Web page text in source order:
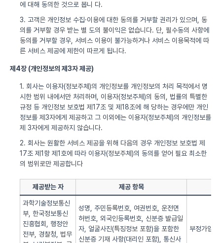
에 대해 동의한 것으로 봅니 다.
3. 고객은 개인정보 수집·이용에 대한 동의를 거부할 권리가 있으며, 동
의를 거부할 경우 받는 별 도의 불이익은 없습니다. 단, 필수동의 사항에
동의를 거부할 경우, 서비스 이용이 불가능하거나 서비스 이용목적에 따
른 서비스 제공에 제한이 따르게 됩니다.
제4장 (개인정보의 제3자 제공)
1. 회사는 이용자(정보주체)의 개인정보를 개인정보의 처리 목적에서 명
시한 범위 내에서만 처리하며, 이용자(정보주체)의 동의, 법률의 특별한
규정 등 개인정보 보호법 제17조 및 제18조에 해 당하는 경우에만 개인
정보를 제3자에게 제공하고 그 이외에는 이용자(정보주체)의 개인정보를
제 3자에게 제공하지 않습니다.
2. 회사는 원활한 서비스 제공을 위해 다음의 경우 개인정보 보호법 제
17조 제1항 제1호에 따라 이용자(정보주체)의 동의를 얻어 필요 최소한
의 범위로만 제공합니다
제공받는 자 제공 항목
과학기술정보통신
부, 한국정보통신
진흥협회, 행정안
전부, 경찰청, 법무
성명, 주민등록번호, 여권번호, 운전면
허번호, 외국인등록번호, 신분증 발급일
자, 얼굴사진(특징정보 포함)을 포함한
신분증 기재 사항(대리인 포함), 통신사
부정가입